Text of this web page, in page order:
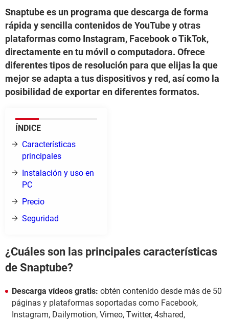
Snaptube es un programa que descarga de forma
rápida y sencilla contenidos de YouTube y otras
plataformas como Instagram, Facebook o TikTok,
directamente en tu móvil o computadora. Ofrece
diferentes tipos de resolución para que elijas la que
mejor se adapta a tus dispositivos y red, así como la
posibilidad de exportar en diferentes formatos.
ÍNDICE
Características
principales
Instalación y uso en
PC
Precio
Seguridad
¿Cuáles son las principales características
de Snaptube?
Descarga vídeos gratis: obtén contenido desde más de 50
páginas y plataformas soportadas como Facebook,
Instagram, Dailymotion, Vimeo, Twitter, 4shared,